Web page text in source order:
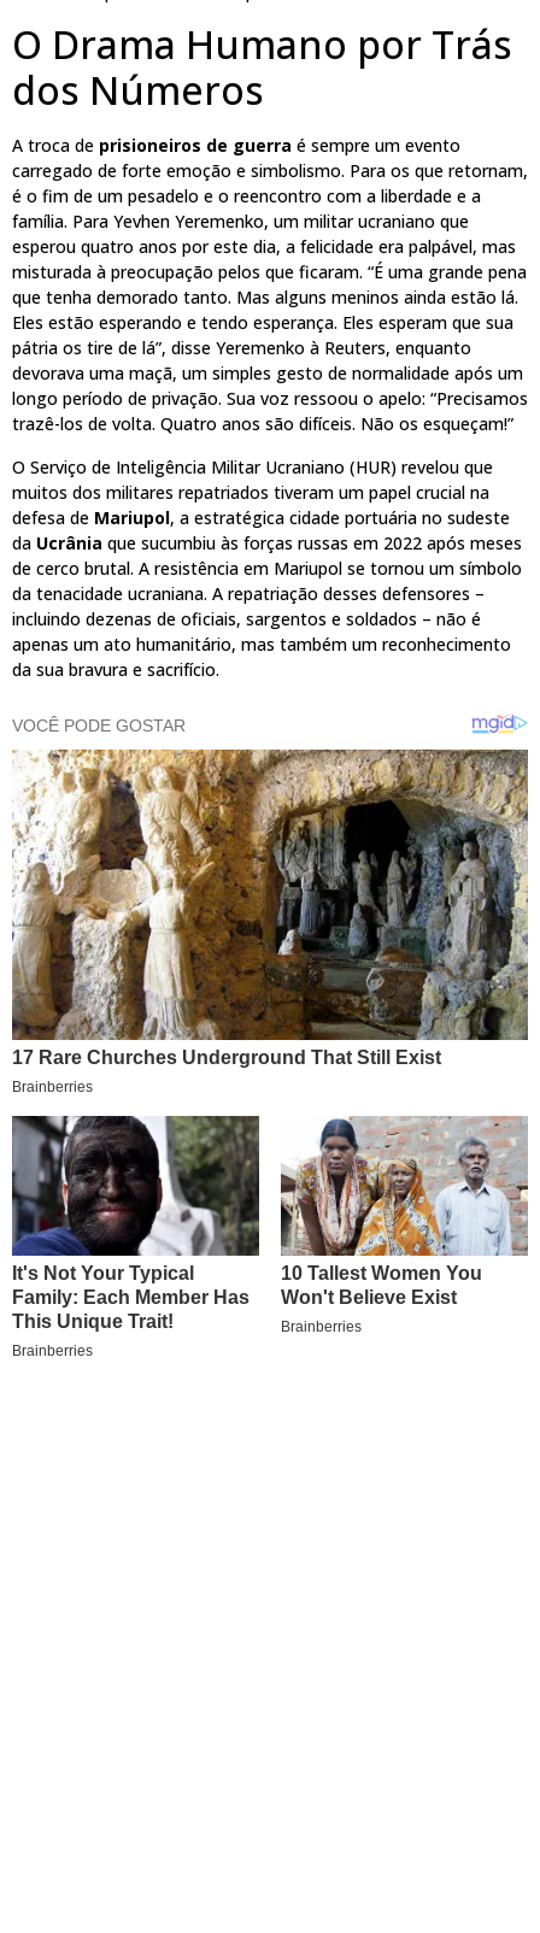
O Drama Humano por Trás
dos Números
A troca de prisioneiros de guerra é sempre um evento
carregado de forte emoção e simbolismo. Para os que retornam,
é o fim de um pesadelo e o reencontro com a liberdade e a
família. Para Yevhen Yeremenko, um militar ucraniano que
esperou quatro anos por este dia, a felicidade era palpável, mas
misturada à preocupação pelos que ficaram. “É uma grande pena
que tenha demorado tanto. Mas alguns meninos ainda estão lá.
Eles estão esperando e tendo esperança. Eles esperam que sua
pátria os tire de lá”, disse Yeremenko à Reuters, enquanto
devorava uma maçã, um simples gesto de normalidade após um
longo período de privação. Sua voz ressoou o apelo: “Precisamos
trazê-los de volta. Quatro anos são difíceis. Não os esqueçam!”
O Serviço de Inteligência Militar Ucraniano (HUR) revelou que
muitos dos militares repatriados tiveram um papel crucial na
defesa de Mariupol, a estratégica cidade portuária no sudeste
da Ucrânia que sucumbiu às forças russas em 2022 após meses
de cerco brutal. A resistência em Mariupol se tornou um símbolo
da tenacidade ucraniana. A repatriação desses defensores –
incluindo dezenas de oficiais, sargentos e soldados – não é
apenas um ato humanitário, mas também um reconhecimento
da sua bravura e sacrifício.